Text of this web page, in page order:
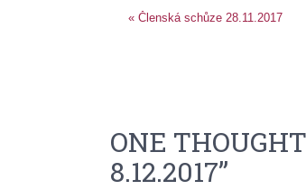
« Členská schůze 28.11.2017
ONE
8.12.2017”